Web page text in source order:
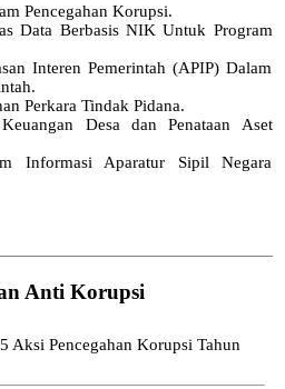
Pencegahan Korupsi.
Data Berbasis NIK Untuk Program
Interen Pemerintah (APIP) Dalam
Perkara Tindak Pidana.
Desa dan Penataan Aset
Informasi Aparatur Sipil Negara
Anti Korupsi
Aksi Pencegahan Korupsi Tahun